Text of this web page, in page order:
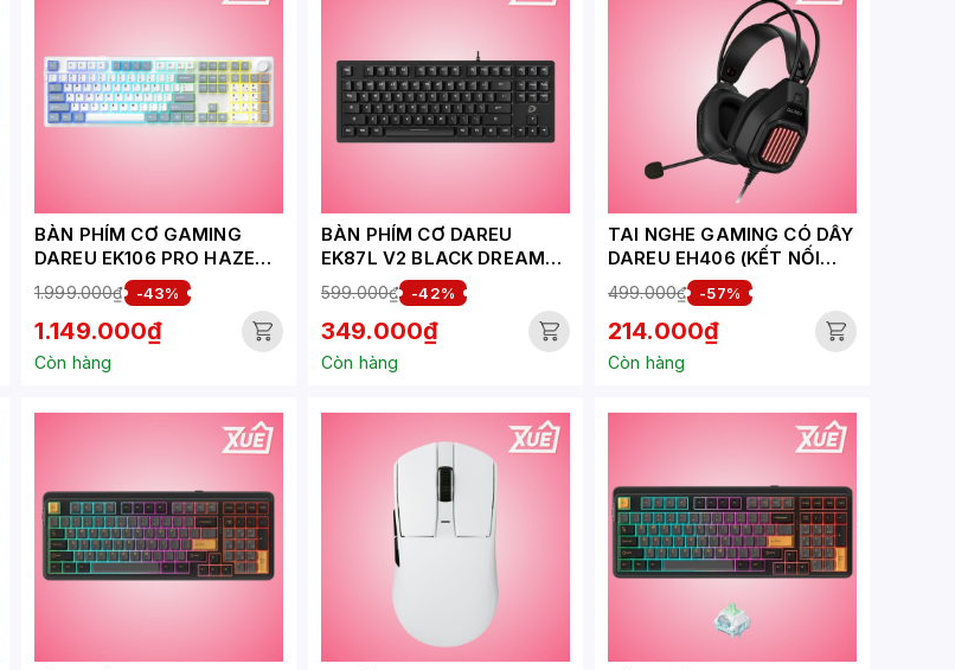
BÀN PHÍM CƠ GAMING
DAREU EK106 PRO HAZE
BLUE_CLOUD SWITCH
1.999.000₫ -43%
1.149.000₫
Còn hàng
BÀN PHÍM CƠ DAREU
EK87L V2 BLACK DREAM
SWITCH
599.000₫ -42%
349.000₫
Còn hàng
TAI NGHE GAMING CÓ DÂY
DAREU EH406 (KẾT NỐI
USB, GIẢ LẬP 7.1, LED
NHIỀU MÀU)
499.000₫ -57%
214.000₫
Còn hàng